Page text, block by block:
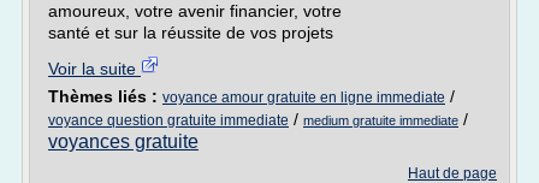
amoureux, votre avenir financier, votre
santé et sur la réussite de vos projets
Voir la suite
Thèmes liés : voyance amour gratuite en ligne immediate /
voyance question gratuite immediate / medium gratuite immediate /
voyances gratuite
Haut de page